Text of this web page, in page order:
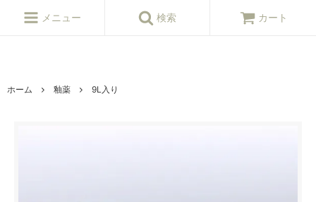
ョップ
メニュー 検索 カート
ホーム 釉薬 9L入り